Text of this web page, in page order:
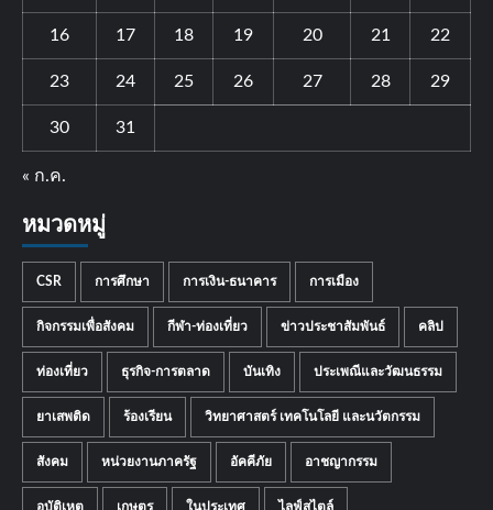
16 17 18 19 20 21 22
23 24 25 26 27 28 29
30 31
« ก.ค.
หมวดหมู่
CSR การศึกษา การเงิน-ธนาคาร การเมือง
กิจกรรมเพื่อสังคม กีฬา-ท่องเที่ยว ข่าวประชาสัมพันธ์ คลิป
ท่องเที่ยว ธุรกิจ-การตลาด บันเทิง ประเพณีและวัฒนธรรม
ยาเสพติด ร้องเรียน วิทยาศาสตร์ เทคโนโลยี และนวัตกรรม
สังคม หน่วยงานภาครัฐ อัคคีภัย อาชญากรรม
อุบัติเหตุ เกษตร ในประเทศ ไลฟ์สไตล์